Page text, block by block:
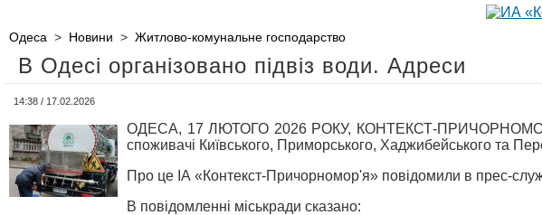
Одеса > Новини > Житлово-комунальне господарство
В Одесі організовано підвіз води. Адреси
14:38 / 17.02.2026
ОДЕСА, 17 ЛЮТОГО 2026 РОКУ, КОНТЕКСТ-ПРИЧОРНОМОР’Я
споживачі Київського, Приморського, Хаджибейського та
Про це ІА «Контекст-Причорномор'я» повідомили в прес-
В повідомленні міськради сказано: